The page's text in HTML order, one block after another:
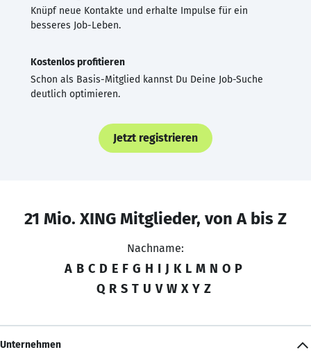
Knüpf neue Kontakte und erhalte Impulse für ein
besseres Job-Leben.
Kostenlos profitieren
Schon als Basis-Mitglied kannst Du Deine Job-Suche
deutlich optimieren.
Jetzt registrieren
21 Mio. XING Mitglieder, von A bis Z
Nachname:
A B C D E F G H I J K L M N O P
Q R S T U V W X Y Z
Unternehmen